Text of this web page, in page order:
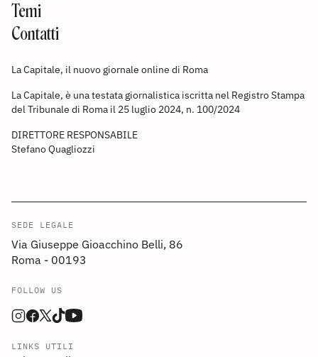
Temi
Contatti
La Capitale, il nuovo giornale online di Roma
La Capitale, è una testata giornalistica iscritta nel Registro Stampa
del Tribunale di Roma il 25 luglio 2024, n. 100/2024
DIRETTORE RESPONSABILE
Stefano Quagliozzi
SEDE LEGALE
Via Giuseppe Gioacchino Belli, 86
Roma - 00193
FOLLOW US
LINKS UTILI